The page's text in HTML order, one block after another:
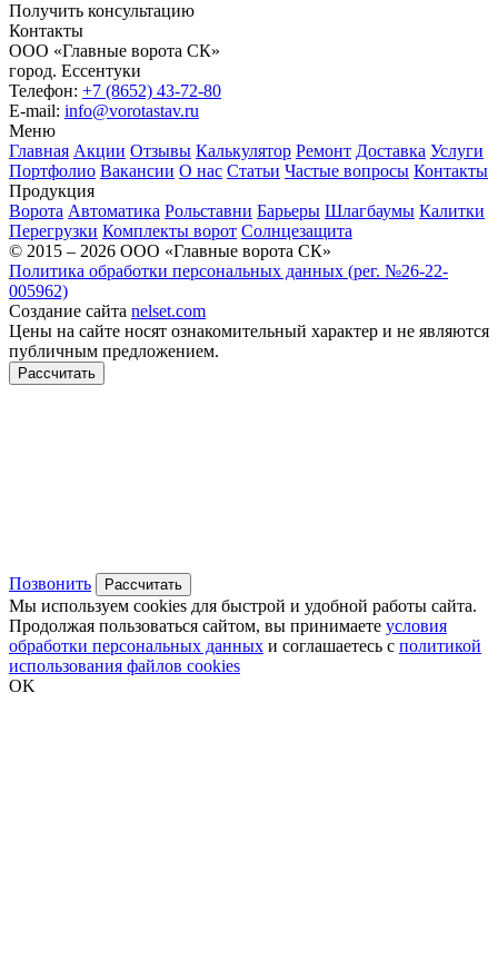
Получить консультацию
Контакты
ООО «Главные ворота СК»
город. Ессентуки
Телефон: +7 (8652) 43-72-80
E-mail: info@vorotastav.ru
Меню
Главная Акции Отзывы Калькулятор Ремонт Доставка Услуги
Портфолио Вакансии О нас Статьи Частые вопросы Контакты
Продукция
Ворота Автоматика Рольставни Барьеры Шлагбаумы Калитки
Перегрузки Комплекты ворот Солнцезащита
© 2015 – 2026 ООО «Главные ворота СК»
Политика обработки персональных данных (рег. №26-22-
005962)
Создание сайта nelset.com
Цены на сайте носят ознакомительный характер и не являются
публичным предложением.
Рассчитать
Позвонить Рассчитать
Мы используем cookies для быстрой и удобной работы сайта.
Продолжая пользоваться сайтом, вы принимаете условия
обработки персональных данных и соглашаетесь с политикой
использования файлов cookies
OK